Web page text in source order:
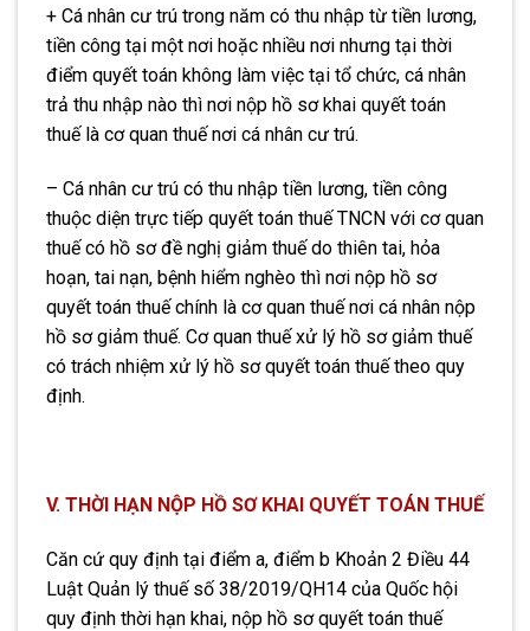
+ Cá nhân cư trú trong năm có thu nhập từ tiền lương,
tiền công tại một nơi hoặc nhiều nơi nhưng tại thời
điểm quyết toán không làm việc tại tổ chức, cá nhân
trả thu nhập nào thì nơi nộp hồ sơ khai quyết toán
thuế là cơ quan thuế nơi cá nhân cư trú.
– Cá nhân cư trú có thu nhập tiền lương, tiền công
thuộc diện trực tiếp quyết toán thuế TNCN với cơ quan
thuế có hồ sơ đề nghị giảm thuế do thiên tai, hỏa
hoạn, tai nạn, bệnh hiểm nghèo thì nơi nộp hồ sơ
quyết toán thuế chính là cơ quan thuế nơi cá nhân nộp
hồ sơ giảm thuế. Cơ quan thuế xử lý hồ sơ giảm thuế
có trách nhiệm xử lý hồ sơ quyết toán thuế theo quy
định.
V. THỜI HẠN NỘP HỒ SƠ KHAI QUYẾT TOÁN THUẾ
Căn cứ quy định tại điểm a, điểm b Khoản 2 Điều 44
Luật Quản lý thuế số 38/2019/QH14 của Quốc hội
quy định thời hạn khai, nộp hồ sơ quyết toán thuế